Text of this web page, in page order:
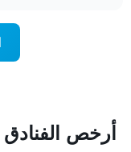
محور
أرخص الفنادق